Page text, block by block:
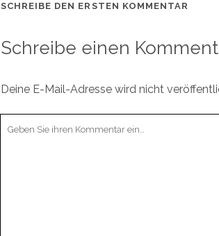
SCHREIBE DEN ERSTEN KOMMENTAR
Schreibe einen
Deine E-Mail-Adresse wird nicht